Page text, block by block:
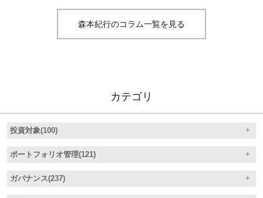
森本紀行のコラム一覧を見る
カテゴリ
投資対象(100)
ポートフォリオ管理(121)
ガバナンス(237)